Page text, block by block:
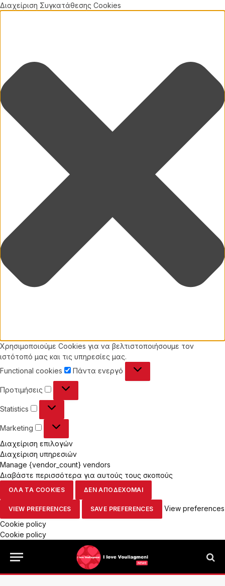
Διαχείριση Συγκατάθεσης Cookies
Χρησιμοποιούμε Cookies για να βελτιστοποιήσουμε τον
ιστότοπό μας και τις υπηρεσίες μας.
Functional cookies
Functional
Πάντα ενεργό
Προτιμήσεις Προτιμήσεις
Statistics Statistics
Marketing Marketing
Διαχείριση επιλογών
Διαχείριση υπηρεσιών
Manage {vendor_count} vendors
Διαβάστε περισσότερα για αυτούς τους σκοπούς
ΟΛΑ ΤΑ COOKIES ΔΕΝ ΑΠΟΔΕΧΟΜΑΙ
VIEW PREFERENCES SAVE PREFERENCES
View preferences
Cookie policy
Cookie policy